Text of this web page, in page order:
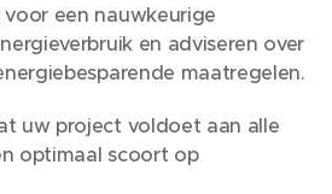
een nauwkeurige
en adviseren over
maatregelen.
uw project voldoet aan alle
optimaal scoort op